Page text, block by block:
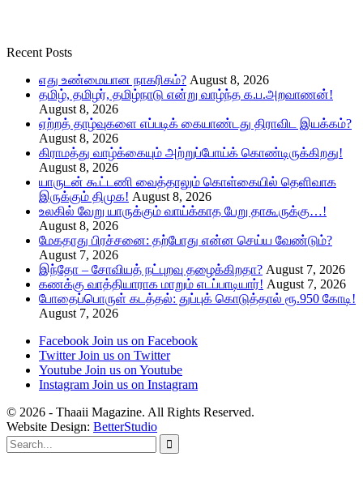
Recent Posts
எது உண்மையான நாகரிகம்? August 8, 2026
தமிழ், தமிழர், தமிழ்நாடு என்று வாழ்ந்த க.ப.அறவாணன்!
August 8, 2026
ஏற்றத் தாழ்வுகளை எப்படிக் கையாண்டது திராவிட இயக்கம்?
August 8, 2026
கிராமத்து வாழ்க்கையும் அற்றுப்போய்க் கொண்டிருக்கிறது!
August 8, 2026
யாருடன் கூட்டணி வைத்தாலும் கொள்கையில் தெளிவாக
இருக்கும் திமுக! August 8, 2026
உலகில் வேறு யாருக்கும் வாய்க்காத பேறு தாகூருக்கு…!
August 8, 2026
மேகதாது பிரச்சனை: தற்போது என்ன செய்ய வேண்டும்?
August 7, 2026
இந்தோ – சோவியத் நட்புறவு தழைக்கிறதா? August 7, 2026
கணக்கு வாத்தியாராக மாறும் எடப்பாடியார்! August 7, 2026
போதைப்பொருள் கடத்தல்: துப்புக் கொடுத்தால் ரூ.950 கோடி!
August 7, 2026
Facebook Join us on Facebook
Twitter Join us on Twitter
Youtube Join us on Youtube
Instagram Join us on Instagram
© 2026 - Thaaii Magazine. All Rights Reserved.
Website Design: BetterStudio